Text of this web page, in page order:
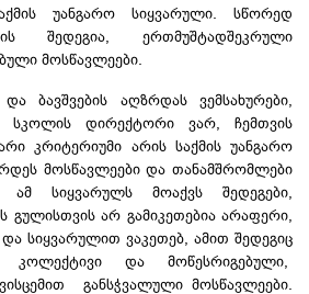
უანგარო სიყვარული. სწორედ
შედეგია, ერთმუშტადშეკრული
მოსწავლეები.
ბავშვების აღზრდას ვემსახურები,
დირექტორი ვარ, ჩემთვის
კრიტერიუმი არის საქმის უანგარო
მოსწავლეები და თანამშრომლები
სიყვარულს მოაქვს შედეგები,
გულისთვის არ გამიკეთებია არაფერი,
სიყვარულით ვაკეთებ, ამით შედეგიც
და მოწესრიგებული,
განსჭვალული მოსწავლეები.